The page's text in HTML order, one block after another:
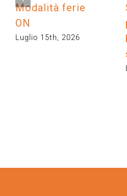
Modalità ferie
ON
Luglio 15th, 2026